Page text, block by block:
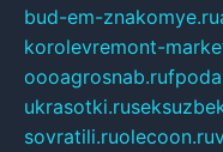
bud-em-znakomye.ru
korolevremont-
oooagrosnab.ru
ukrasotki.ru
sovratili.ruolecoon.ru